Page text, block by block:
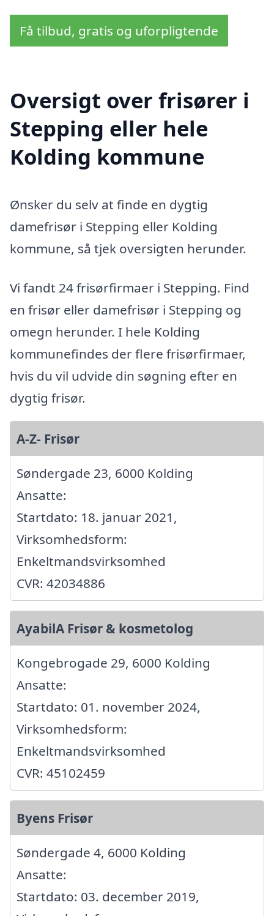
Få tilbud, gratis og uforpligtende
Oversigt over frisører i
Stepping eller hele
Kolding kommune
Ønsker du selv at finde en dygtig
damefrisør i Stepping eller Kolding
kommune, så tjek oversigten herunder.
Vi fandt 24 frisørfirmaer i Stepping. Find
en frisør eller damefrisør i Stepping og
omegn herunder. I hele Kolding
kommunefindes der flere frisørfirmaer,
hvis du vil udvide din søgning efter en
dygtig frisør.
A-Z- Frisør
Søndergade 23, 6000 Kolding
Ansatte:
Startdato: 18. januar 2021,
Virksomhedsform:
Enkeltmandsvirksomhed
CVR: 42034886
AyabilA Frisør & kosmetolog
Kongebrogade 29, 6000 Kolding
Ansatte:
Startdato: 01. november 2024,
Virksomhedsform:
Enkeltmandsvirksomhed
CVR: 45102459
Byens Frisør
Søndergade 4, 6000 Kolding
Ansatte:
Startdato: 03. december 2019,